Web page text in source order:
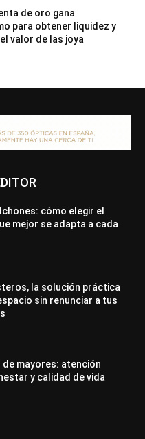
de oro gana
para obtener liquidez y
valor de las joya
cómo elegir el
mejor se adapta a cada
la solución práctica
sin renunciar a tus
de mayores: atención
y calidad de vida